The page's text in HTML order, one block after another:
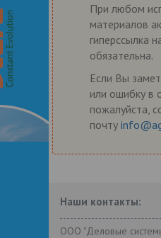
При любом
материалов
гиперссылка
обязательна.
Если Вы
или ошибку в
пожалуйста,
почту
Наши контакты:
ООО "Деловые